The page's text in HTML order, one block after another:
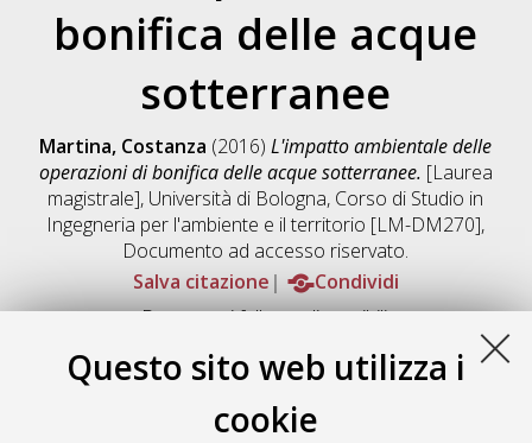
Questo sito web utilizza i
cookie
bonifica delle acque
sotterranee
Martina, Costanza (2016)L'impatto ambientale delle
operazioni di bonifica delle acque sotterranee. [Laurea
magistrale], Università di Bologna, Corso di Studio in
Ingegneria per l'ambiente e il territorio [LM-DM270],
Documento ad accesso riservato.
Salva citazione
Condividi
Documenti full-text disponibili:
Documento PDF
Full-text non accessibile
Download (4MB) |